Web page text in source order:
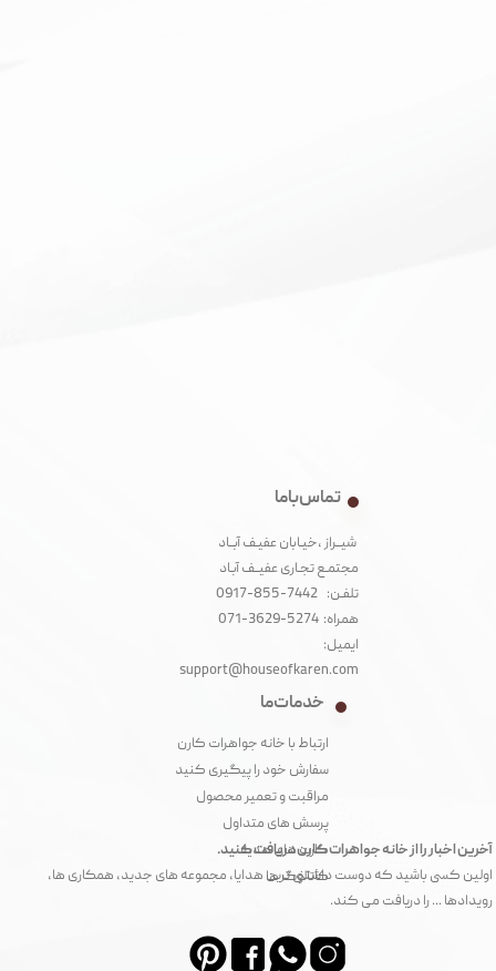
آخرین اخبار را از خانه جواهرات کارن دریافت کنید.
اولین کسی باشید که دوست داشتنی ترین هدایا، مجموعه های جدید، همکاری ها،
رویدادها ... را دریافت می کند.
تماس با ما
شیــراز ،خیـابان عفیـف آبــاد
مجتمـع تجـاری عفیــف آبـاد‌
تلفـن: 7442-855-0917
همراه: 5274-3629-071
ایمیل:
support@houseofkaren.com
خدمات ما
ارتباط با خانه جواهرات کارن
سفارش خود را پیگیری کنید
مراقبت و تعمیر محصول
پرسش های متداول
کارت های هدیه
کاتالوگ ها